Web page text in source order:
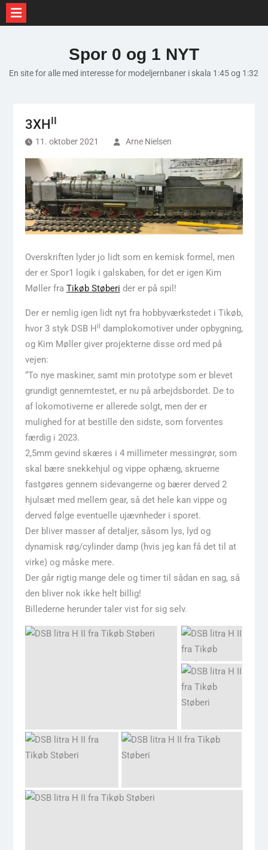
Spor 0 og 1 NYT
En site for alle med interesse for modeljernbaner i skala 1:45 og 1:32
3XHII
11. oktober 2021 Arne Nielsen
Overskriften lyder jo lidt som en kemisk formel, men
der er Spor1 logik i galskaben, for det er igen Kim
Møller fra Tikøb Støberi der er på spil!
Der er nemlig igen lidt nyt fra hobbyværkstedet i Tikøb,
hvor 3 styk DSB HII damplokomotiver under opbygning,
og Kim Møller giver projekterne disse ord med på
vejen:
“To nye maskiner, samt min prototype som er blevet
grundigt gennemtestet, er nu på arbejdsbordet. De to
af lokomotiverne er allerede solgt, men der er
mulighed for at bestille den sidste, som forventes
færdig i 2023.
2,5mm gevind skæres i 4 millimeter messingrør, som
skal bære snekkehjul og vippe ophæng, skruerne
fastgøres gennem sidevangerne og bærer derved 2
hjulsæt med mellem gear, så det hele kan vippe og
derved følge eventuelle ujævnheder i sporet.
Der bliver masser af detaljer, såsom lys, lyd og
dynamisk røg/cylinder damp (hvis jeg kan få det til at
virke) og måske mere.
Der går rigtig mange dele og timer til sådan en sag, så
den bliver nok ikke helt billig!
Billederne herunder taler vist for sig selv.